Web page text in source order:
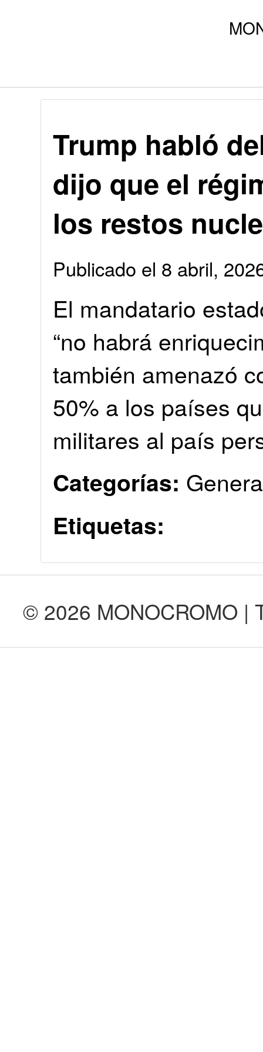
Trump habló
dijo que el
los restos
Publicado el 8 abril,
El mandatario
“no habrá
también amenazó
50% a los países
militares al país
Categorías:
Etiquetas:
© 2026 MONOCROMO |